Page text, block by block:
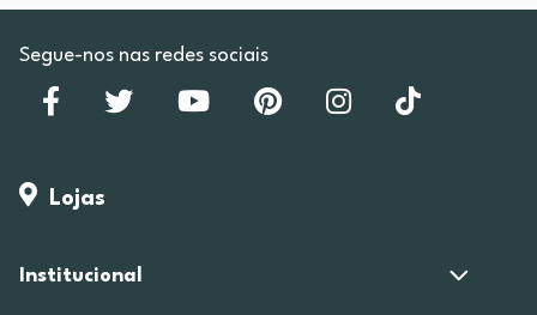
Segue-nos nas redes sociais
Lojas
Institucional